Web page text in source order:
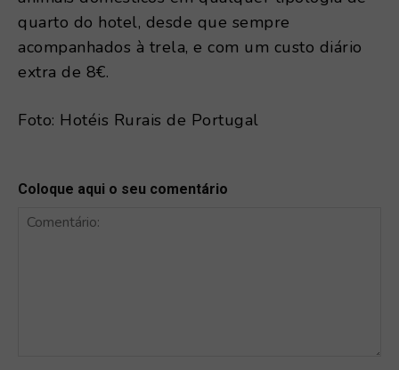
quarto do hotel, desde que sempre
acompanhados à trela, e com um custo diário
extra de 8€.
Foto: Hotéis Rurais de Portugal
Coloque aqui o seu comentário